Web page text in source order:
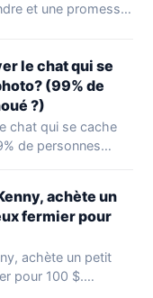
et une promesse
le chat qui se
(99% de
?)
chat qui se cache
de personnes
achète un
fermier pour
achète un petit
pour 100 $.…